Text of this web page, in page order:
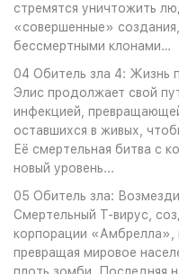
стремятся уничтожить
«совершенные»
бессмертными клонами…
04 Обитель зла 4: Жизнь
Элис продолжает свой
инфекцией,
оставшихся в живых,
Её смертельная битва с
новый уровень...
05 Обитель зла:
Смертельный T-вирус,
корпорации «Амбрелла»,
превращая мировое